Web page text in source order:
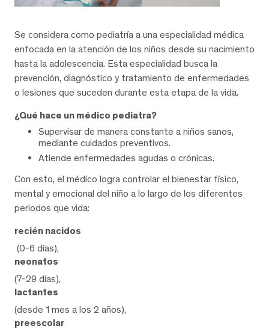
Se considera como pediatría a una especialidad médica
enfocada en la atención de los niños desde su nacimiento
hasta la adolescencia. Esta especialidad busca la
prevención, diagnóstico y tratamiento de enfermedades
o lesiones que suceden durante esta etapa de la vida.
¿Qué hace un médico pediatra?
Supervisar de manera constante a niños sanos,
mediante cuidados preventivos.
Atiende enfermedades agudas o crónicas.
Con esto, el médico logra controlar el bienestar físico,
mental y emocional del niño a lo largo de los diferentes
periodos que vida:
recién nacidos
(0-6 días),
neonatos
(7-29 días),
lactantes
(desde 1 mes a los 2 años),
preescolar